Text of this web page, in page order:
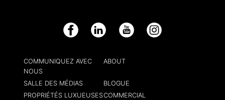
Facebook LinkedIn YouTube Instagram
COMMUNIQUEZ AVEC
NOUS
ABOUT
SALLE DES MÉDIAS
BLOGUE
PROPRIÉTÉS LUXUEUSESCOMMERCIAL